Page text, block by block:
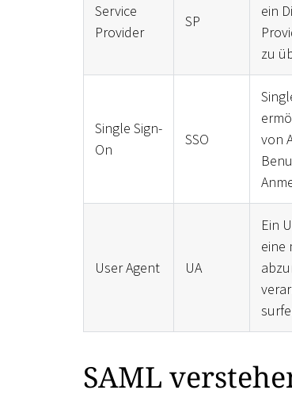
Service
Provider
SP
ein
zu
Single Sign-
On
SSO
von
User Agent UA
Ein
eine
SAML